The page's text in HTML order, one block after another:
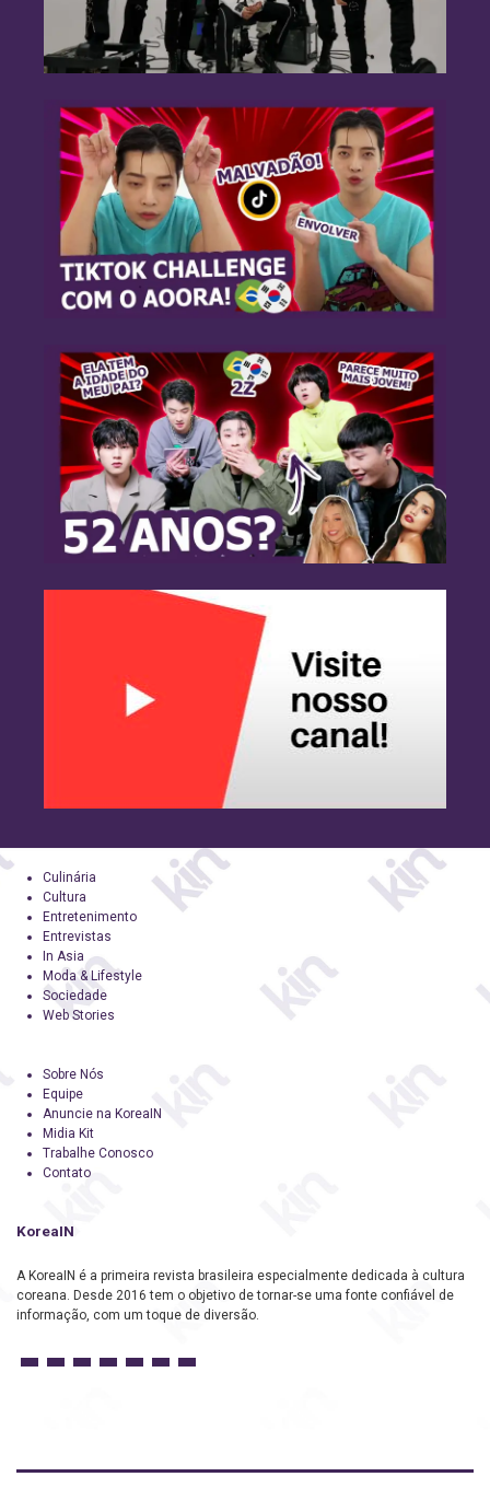
Culinária
Cultura
Entretenimento
Entrevistas
In Asia
Moda & Lifestyle
Sociedade
Web Stories
Sobre Nós
Equipe
Anuncie na KoreaIN
Midia Kit
Trabalhe Conosco
Contato
KoreaIN
A KoreaIN é a primeira revista brasileira especialmente dedicada à cultura
coreana. Desde 2016 tem o objetivo de tornar-se uma fonte confiável de
informação, com um toque de diversão.